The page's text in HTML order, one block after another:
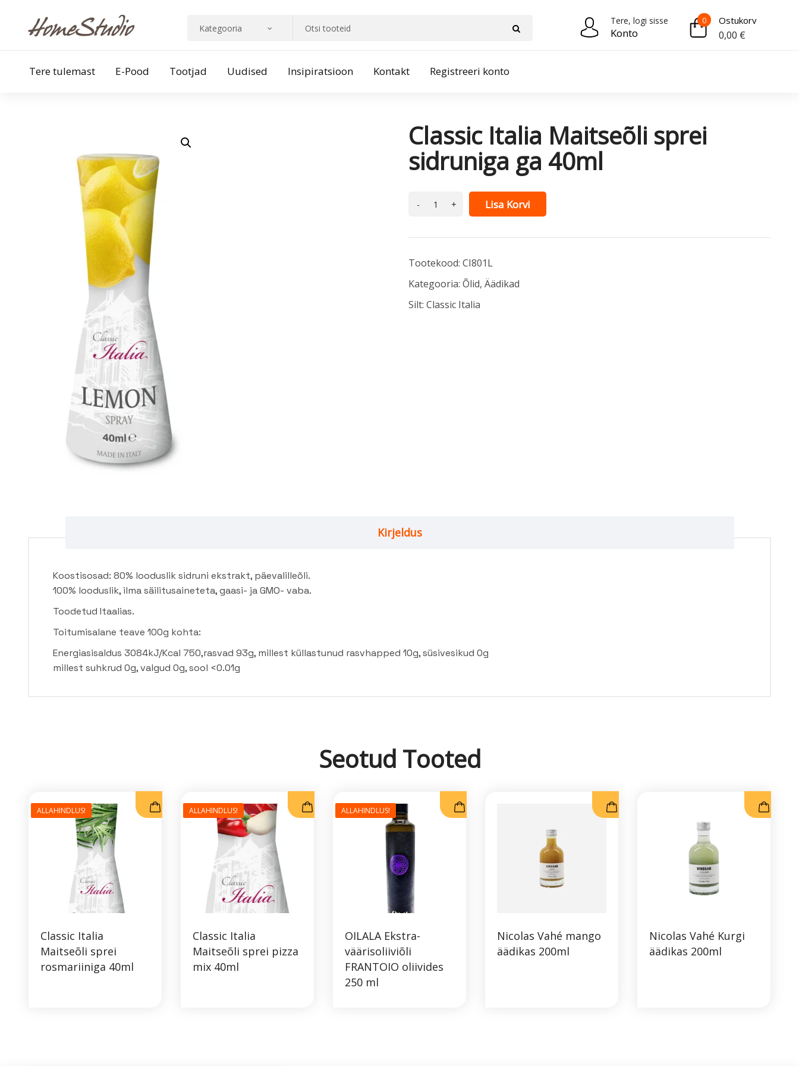
Tere, logi sisse
Konto
0 Ostukorv
0,00 €
Tere tulemast E-Pood Tootjad Uudised Insipiratsioon Kontakt Registreeri konto
Classic Italia Maitseõli sprei
sidruniga ga 40ml
Lisa Korvi
Tootekood: CI801L
Kategooria: Õlid, Äädikad
Silt: Classic Italia
Kirjeldus
Koostisosad: 80% looduslik sidruni ekstrakt, päevalilleõli.
100% looduslik, ilma säilitusaineteta, gaasi- ja GMO- vaba.
Toodetud Itaalias.
Toitumisalane teave 100g kohta:
Energiasisaldus 3084kJ/Kcal 750,rasvad 93g, millest küllastunud rasvhapped 10g, süsivesikud 0g
millest suhkrud 0g, valgud 0g, sool <0.01g
Seotud Tooted
ALLAHINDLUS!
Classic Italia
Maitseõli sprei
rosmariiniga 40ml
ALLAHINDLUS!
Classic Italia
Maitseõli sprei pizza
mix 40ml
ALLAHINDLUS!
OILALA Ekstra-
väärisoliiviõli
FRANTOIO oliivides
250 ml
Nicolas Vahé mango
äädikas 200ml
Nicolas Vahé Kurgi
äädikas 200ml